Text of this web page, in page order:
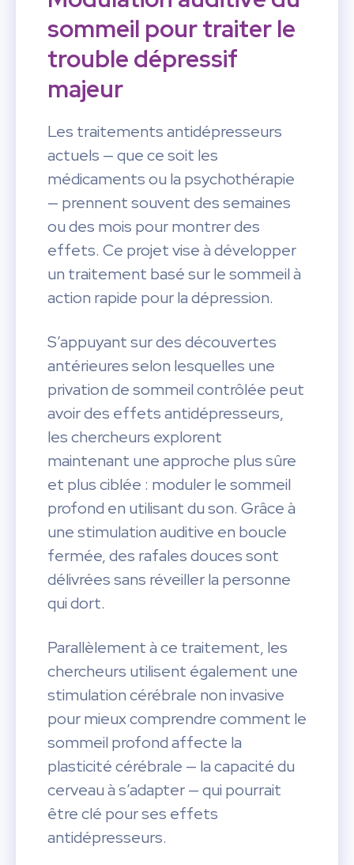
sommeil pour traiter le
trouble dépressif
majeur
Les traitements antidépresseurs
actuels — que ce soit les
médicaments ou la psychothérapie
— prennent souvent des semaines
ou des mois pour montrer des
effets. Ce projet vise à développer
un traitement basé sur le sommeil à
action rapide pour la dépression.
S’appuyant sur des découvertes
antérieures selon lesquelles une
privation de sommeil contrôlée peut
avoir des effets antidépresseurs,
les chercheurs explorent
maintenant une approche plus sûre
et plus ciblée : moduler le sommeil
profond en utilisant du son. Grâce à
une stimulation auditive en boucle
fermée, des rafales douces sont
délivrées sans réveiller la personne
qui dort.
Parallèlement à ce traitement, les
chercheurs utilisent également une
stimulation cérébrale non invasive
pour mieux comprendre comment le
sommeil profond affecte la
plasticité cérébrale — la capacité du
cerveau à s’adapter — qui pourrait
être clé pour ses effets
antidépresseurs.